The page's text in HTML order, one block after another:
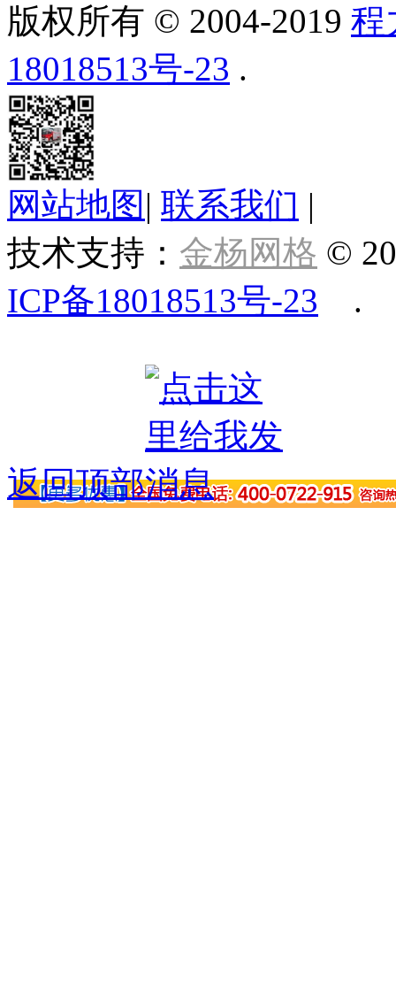
版权所有 © 2004-2019 程
18018513号-23 .
网站地图 | 联系我们 |
技术支持： 金杨网格 ©
ICP备18018513号-23 .
返回顶部